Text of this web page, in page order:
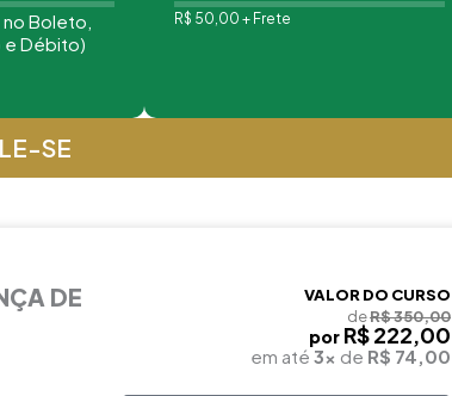
Boleto,
Débito)
R$ 50,00 + Frete
SE
DE
VALOR DO CURSO
deR$ 350,00
por R$ 222,00
em até 3x de R$ 74,00